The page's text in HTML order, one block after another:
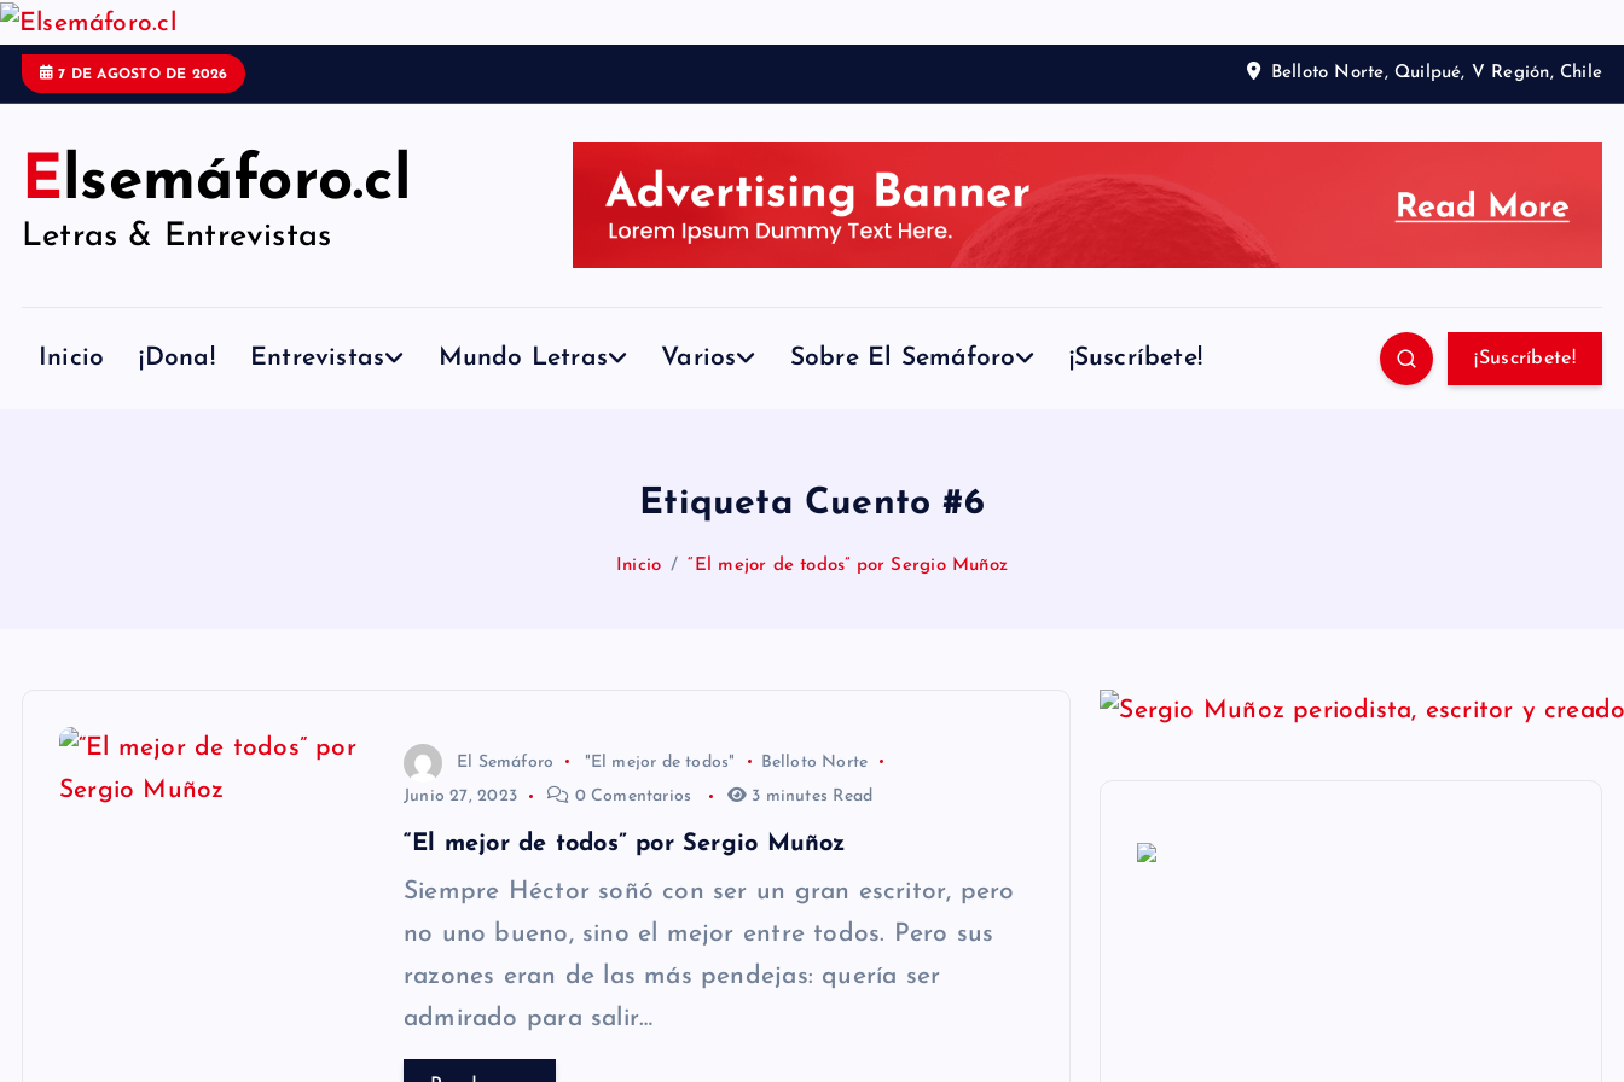
S
l
7 DE AGOSTO DE 2026 Belloto Norte, Quilpué, V Región, Chile
Elsemáforo.cl
Letras & Entrevistas
Inicio ¡Dona! Entrevistas Mundo Letras Varios Sobre El Semáforo ¡Suscríbete! ¡Suscríbete!
Etiqueta Cuento #6
Inicio “El mejor de todos” por Sergio Muñoz
El Semáforo "El mejor de todos"
Belloto Norte
Junio 27, 2023
0 Comentarios 3 minutes Read
“El mejor de todos” por Sergio Muñoz
Siempre Héctor soñó con ser un gran escritor, pero
no uno bueno, sino el mejor entre todos. Pero sus
razones eran de las más pendejas: quería ser
admirado para salir…